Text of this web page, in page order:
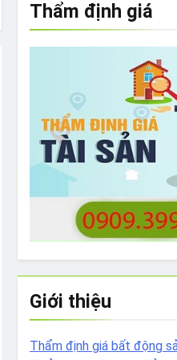
to What Bulldogs Can (and
Do I Need to Groom My
Thẩm định giá
Giới thiệu
Thẩm định giá bất động